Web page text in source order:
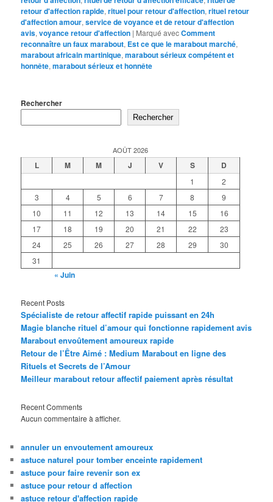
retour d'affection rapide,rituel pour retour d'affection,rituel retour
d'affection amour,service de voyance et de retour d'affection
avis,voyance retour d'affection | Marqué avecComment
reconnaître un faux marabout, Est ce que le marabout marché,
marabout africain martinique,marabout sérieux compétent et
honnête,marabout sérieux et honnête
Rechercher
Rechercher
AOÛT 2026
L M M J V S D
1
2
3
4 5 6 7 8
9
10
11 12 13 14 15
16
17
18 19 20 21 22
23
24
25 26 27 28 29
30
31
« Juin
Recent Posts
Spécialiste de retour affectif rapide puissant en 24h
Magie blanche rituel d’amour qui fonctionne rapidement avis
Marabout envoûtement amoureux rapide
Retour de l’Être Aimé : Medium Marabout en ligne des
Rituels et Secrets de l’Amour
Meilleur marabout retour affectif paiement après résultat
Recent Comments
Aucun commentaire à afficher.
annuler un envoutement amoureux
astuce naturel pour tomber enceinte rapidement
astuce pour faire revenir son ex
astuce pour retour d affection
astuce retour d'affection rapide